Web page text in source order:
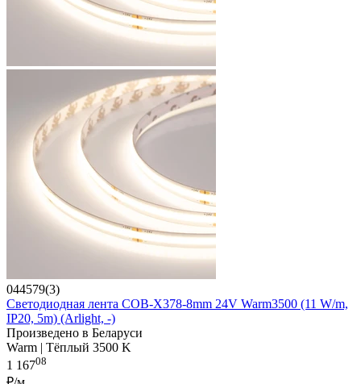
044579(3)
Светодиодная лента COB-X378-8mm 24V Warm3500 (11 W/m,
IP20, 5m) (Arlight, -)
Произведено в Беларуси
Warm | Тёплый 3500 K
1 16708